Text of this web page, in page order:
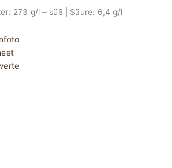
273 g/l – süß | Säure: 6,4 g/l